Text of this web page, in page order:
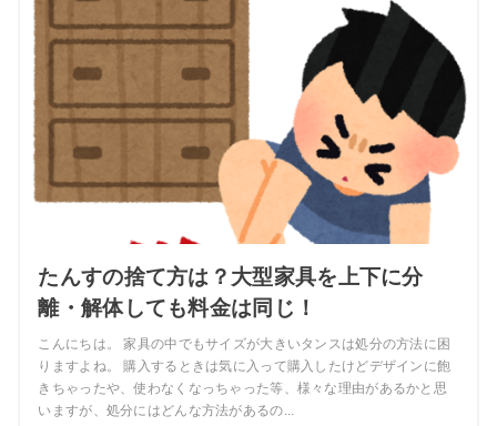
たんすの捨て方は？大型家具を上下に分
離・解体しても料金は同じ！
こんにちは。 家具の中でもサイズが大きいタンスは処分の方法に困
りますよね。 購入するときは気に入って購入したけどデザインに飽
きちゃったや、使わなくなっちゃった等、様々な理由があるかと思
いますが、処分にはどんな方法があるの...